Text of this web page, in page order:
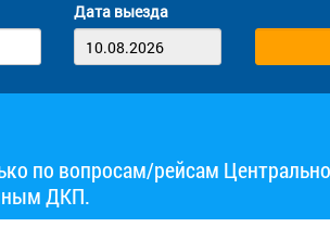
Дата выезда
по вопросам/рейсам
ДКП.